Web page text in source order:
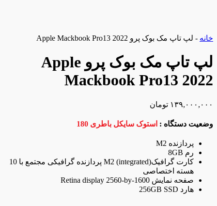
خانه - لپ تاپ مک بوک پرو Apple Mackbook Pro13 2022
لپ تاپ مک بوک پرو Apple
Mackbook Pro13 2022
۱۳۹,۰۰۰,۰۰۰ تومان
وضعیت دستگاه : استوک سایکل باطری 180
پردازنده M2
رم 8GB
کارت گرافیکM2 (integrated) پردازنده گرافیکی مجتمع با 10
هسته اختصاصی
صفحه نمایش Retina display 2560-by-1600
هارد 256GB SSD